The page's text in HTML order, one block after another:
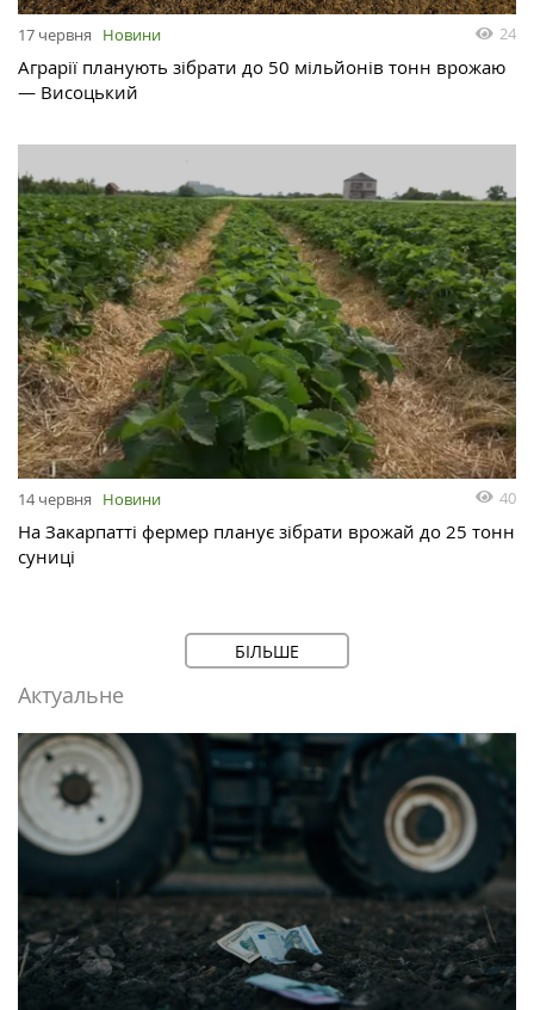
17 червня Новини 24
Аграрії планують зібрати до 50 мільйонів тонн врожаю
— Висоцький
14 червня Новини 40
На Закарпатті фермер планує зібрати врожай до 25 тонн
суниці
БІЛЬШЕ
Актуальне